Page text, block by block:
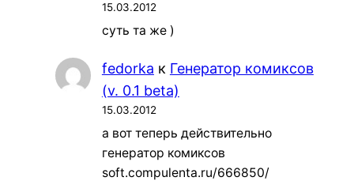
15.03.2012
суть та же )
fedorka к Генератор комиксов
(v. 0.1 beta)
15.03.2012
а вот теперь действительно
генератор комиксов
soft.compulenta.ru/666850/